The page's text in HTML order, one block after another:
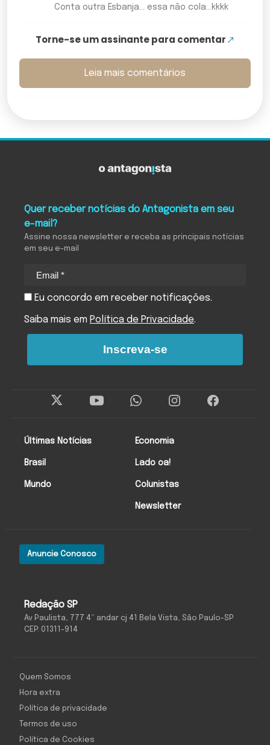
Conta outra Esbanja... essa não cola...kkkk
Torne-se um assinante para comentar
Leia mais comentários
Redação SP
Av Paulista, 777 4º andar cj 41 Bela Vista, São Paulo-SP
CEP: 01311-914
Anuncie Conosco
Últimas Notícias
Brasil
Mundo
Economia
Lado oa!
Colunistas
Newsletter
Quer receber notícias do Antagonista em seu
e-mail?
Assine nossa newsletter e receba as principais notícias
em seu e-mail
Eu concordo em receber notificações.
Saiba mais em Política de Privacidade.
Inscreva-se
Quem Somos
Hora extra
Política de privacidade
Termos de uso
Política de Cookies